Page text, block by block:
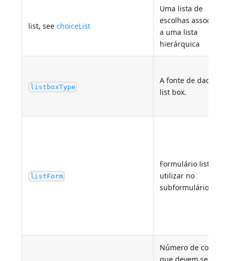
list, seechoiceList
Uma lista de
escolhas associada
a uma lista
hierárquica
listboxType
A fonte de dados do
list box.
listForm
Formulário lista a
utilizar no
subformulário.
Número de colunas